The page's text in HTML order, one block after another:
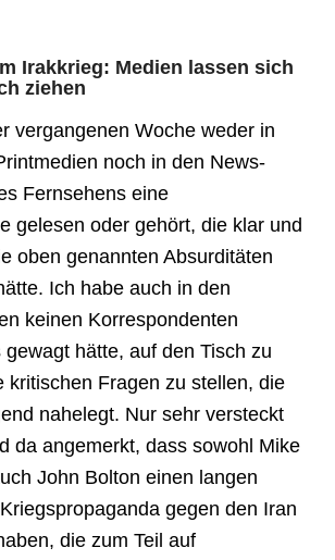
Irakkrieg: Medien lassen sich
ziehen
vergangenen Woche weder in
noch in den News-
Fernsehens eine
gelesen oder gehört, die klar und
oben genannten Absurditäten
Ich habe auch in den
keinen Korrespondenten
hätte, auf den Tisch zu
kritischen Fragen zu stellen, die
nahelegt. Nur sehr versteckt
da angemerkt, dass sowohl Mike
John Bolton einen langen
gegen den Iran
die zum Teil auf